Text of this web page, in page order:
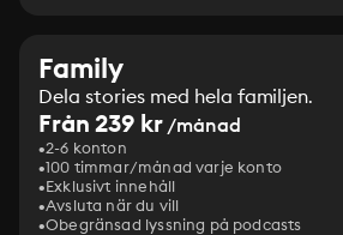
Family
Dela stories med hela familjen.
Från 239 kr/månad
2-6 konton
100 timmar/månad varje konto
Exklusivt innehåll
Avsluta när du vill
Obegränsad lyssning på podcasts